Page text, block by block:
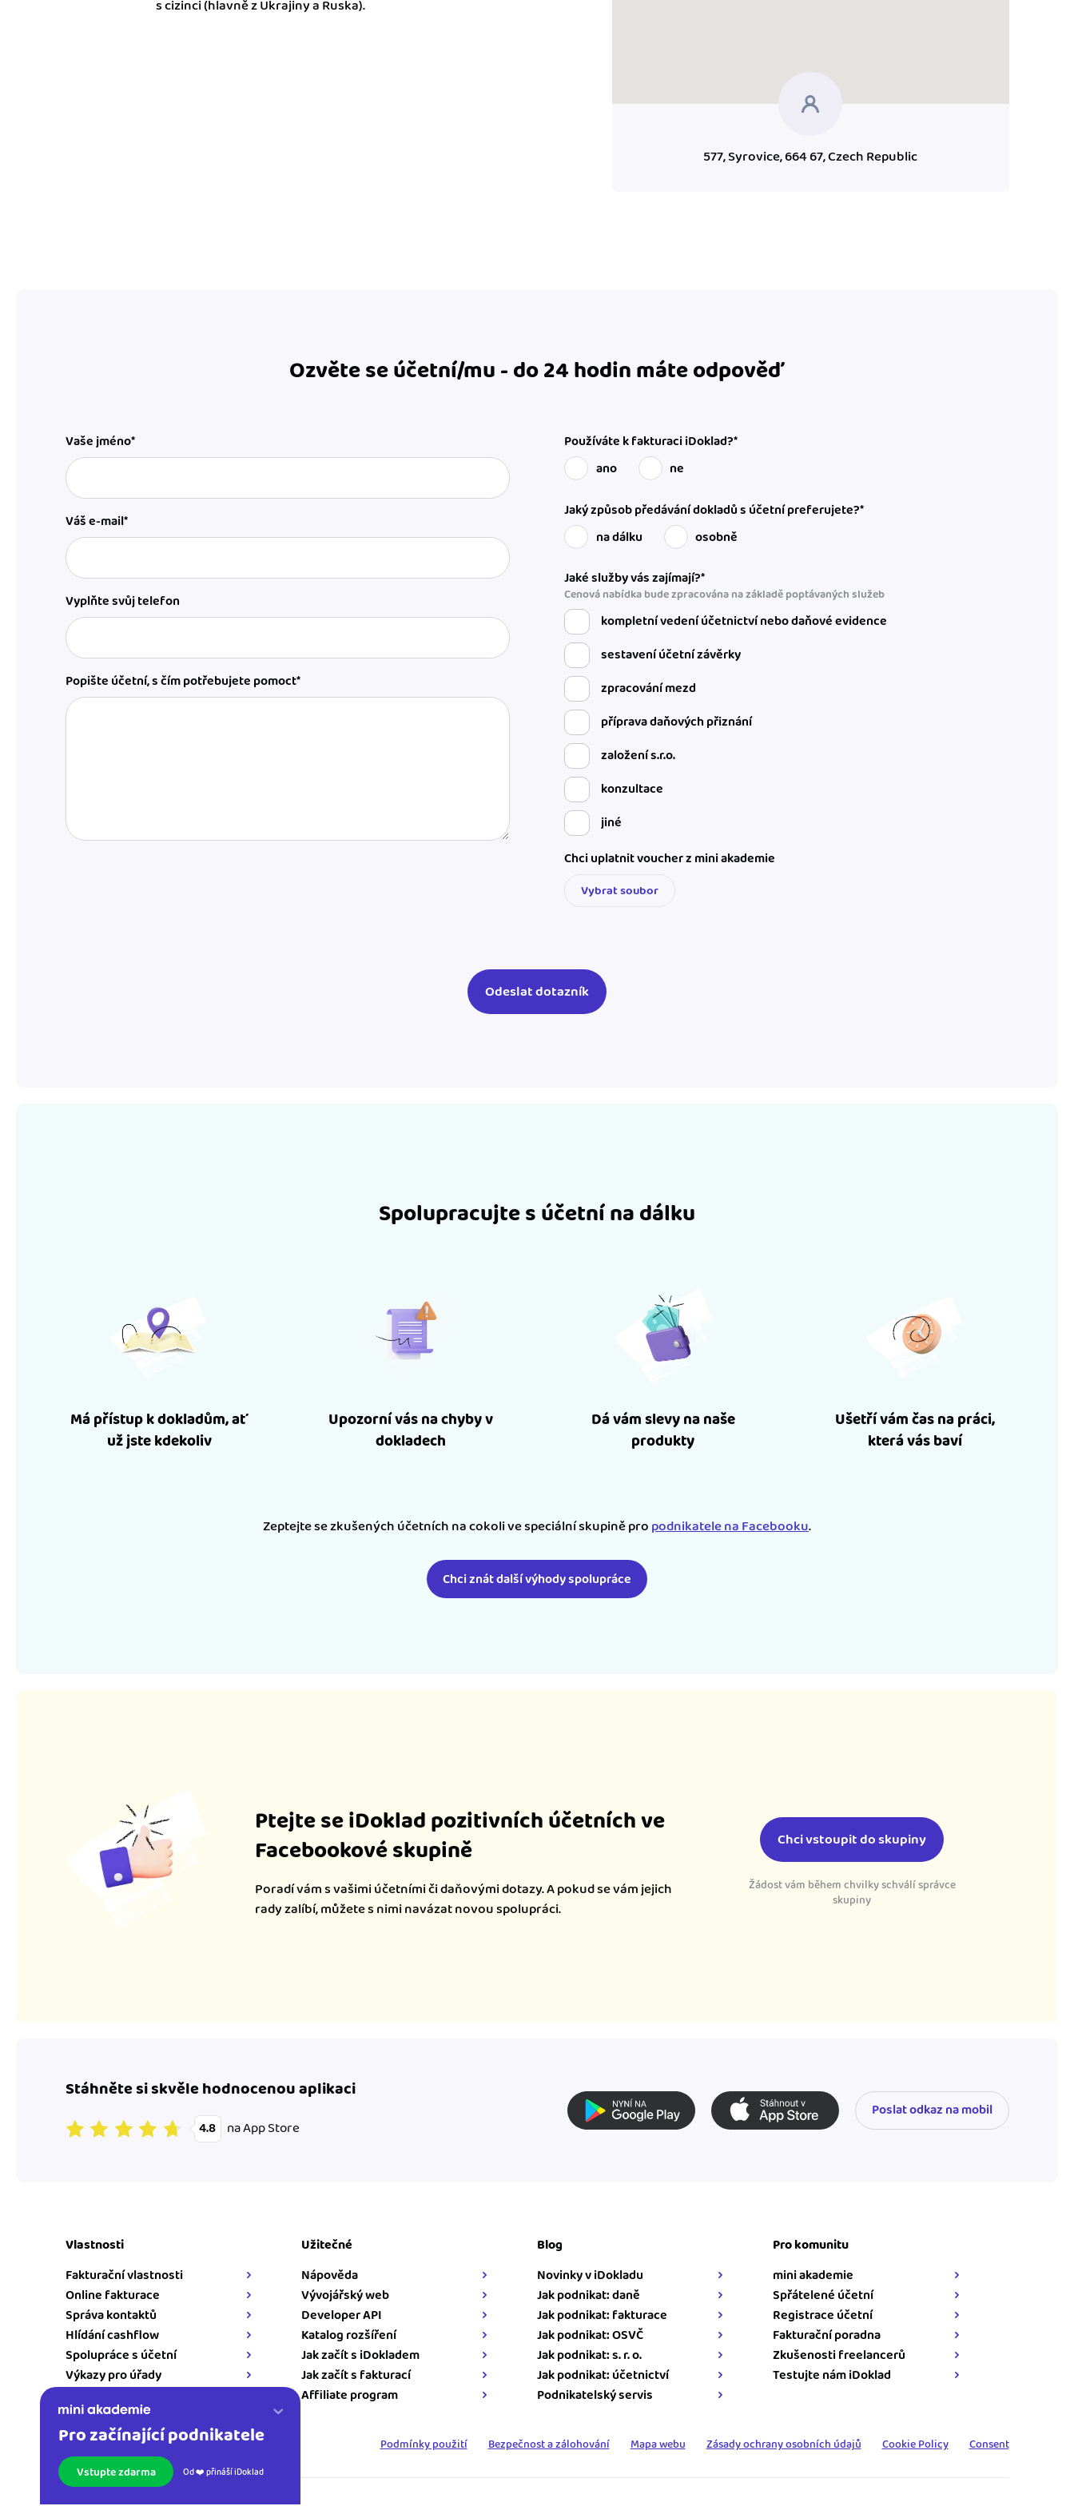
s cizinci (hlavně z Ukrajiny a Ruska).
577, Syrovice, 664 67, Czech Republic
Ozvěte se účetní/mu - do 24 hodin máte odpověď
Vaše jméno*
Váš e-mail*
Vyplňte svůj telefon
Popište účetní, s čím potřebujete pomoct*
Používáte k fakturaci iDoklad?*
ano
ne
Jaký způsob předávání dokladů s účetní preferujete?*
na dálku
osobně
Jaké služby vás zajímají?*
Cenová nabídka bude zpracována na základě poptávaných služeb
kompletní vedení účetnictví nebo daňové evidence
sestavení účetní závěrky
zpracování mezd
příprava daňových přiznání
založení s.r.o.
konzultace
jiné
Chci uplatnit voucher z mini akademie
Vybrat soubor
Spolupracujte s účetní na dálku
Má přístup k dokladům, ať
už jste kdekoliv
Upozorní vás na chyby v
dokladech
Dá vám slevy na naše
produkty
Ušetří vám čas na práci,
která vás baví
Zeptejte se zkušených účetních na cokoli ve speciální skupině propodnikatele na Facebooku.
Chci znát další výhody spolupráce
Ptejte se iDoklad pozitivních účetních ve
Facebookové skupině
Poradí vám s vašimi účetními či daňovými dotazy. A pokud se vám jejich
rady zalíbí, můžete s nimi navázat novou spolupráci.
Chci vstoupit do skupiny
Žádost vám během chvilky schválí správce
skupiny
Stáhněte si skvěle hodnocenou aplikaci
4.8 na App Store
Poslat odkaz na mobil
Pro začínající podnikatele
Vstupte zdarma Od ❤️ přináší iDoklad
Vlastnosti
Fakturační vlastnosti
Online fakturace
Správa kontaktů
Hlídání cashflow
Spolupráce s účetní
Výkazy pro úřady
Užitečné
Nápověda
Vývojářský web
Developer API
Katalog rozšíření
Jak začít s iDokladem
Jak začít s fakturací
Affiliate program
Blog
Novinky v iDokladu
Jak podnikat: daně
Jak podnikat: fakturace
Jak podnikat: OSVČ
Jak podnikat: s. r. o.
Jak podnikat: účetnictví
Podnikatelský servis
Pro komunitu
mini akademie
Spřátelené účetní
Registrace účetní
Fakturační poradna
Zkušenosti freelancerů
Testujte nám iDoklad
Kontakt Podmínky použití Bezpečnost a zálohování Mapa webu Zásady ochrany osobních údajů Cookie Policy Consent